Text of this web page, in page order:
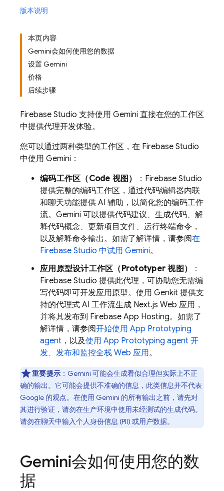
版本说明
本页内容
Gemini会如何使用您的数据
设置 Gemini
价格
后续步骤
Firebase Studio 支持使用 Gemini 直接在您的工作区
中提供代理开发体验。
您可以通过两种类型的工作区，在 Firebase Studio
中使用 Gemini ：
编码工作区（Code 视图） ： Firebase Studio
提供完整的编码工作区，通过代码编辑器内联
和聊天功能提供 AI 辅助，以简化您的编码工作
流。 Gemini 可以提供代码建议、生成代码、解
释代码概念、更新项目文件、运行终端命令，
以及解释命令输出。如需了解详情，请参阅在
Firebase Studio 中试用 Gemini。
应用原型设计工作区（Prototyper 视图）
：
Firebase Studio 提供此代理，可协助您无需编
写代码即可开发应用原型。使用 Genkit 提供支
持的代理式 AI 工作流生成 Next.js Web 应用，
并将其发布到 Firebase App Hosting。如需了
解详情，请参阅开始使用 App Prototyping
agent ，以及使用 App Prototyping agent 开
发、发布和监控全栈 Web 应用。
重要提示 ： Gemini 可能会生成看似合理但实际上不正
确的输出。它可能会提供不准确的信息，此类信息并不代表
Google 的观点。在使用 Gemini 的所有输出之前，请先对
其进行验证，请勿在生产环境中使用未经测试的生成代码。
请勿在聊天中输入个人身份信息 (PII) 或用户数据。
Gemini会如何使用您的数
据